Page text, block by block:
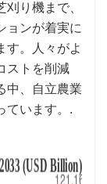
り機まで、
ョンが着実に
す。人々がよ
ストを削減
中、自立農業
ています。.